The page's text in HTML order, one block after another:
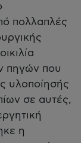
πολλαπλές
πηγών που
υλοποίησής
σε αυτές,
η